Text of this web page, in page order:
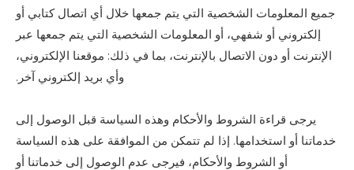
جميع المعلومات الشخصية التي يتم جمعها خلال أي اتصال كتابي أو
إلكتروني أو شفهي، أو المعلومات الشخصية التي يتم جمعها عبر
الإنترنت أو دون الاتصال بالإنترنت، بما في ذلك: موقعنا الإلكتروني،
وأي بريد إلكتروني آخر.
يرجى قراءة الشروط والأحكام وهذه السياسة قبل الوصول إلى
خدماتنا أو استخدامها. إذا لم تتمكن من الموافقة على هذه السياسة
أو الشروط والأحكام، فيرجى عدم الوصول إلى خدماتنا أو